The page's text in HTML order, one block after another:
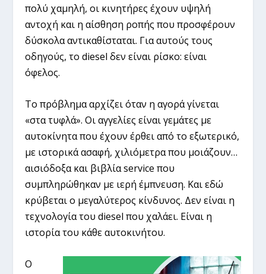
πολύ χαμηλή, οι κινητήρες έχουν υψηλή
αντοχή και η αίσθηση ροπής που προσφέρουν
δύσκολα αντικαθίσταται. Για αυτούς τους
οδηγούς, το diesel δεν είναι ρίσκο: είναι
όφελος.
Το πρόβλημα αρχίζει όταν η αγορά γίνεται
«στα τυφλά». Οι αγγελίες είναι γεμάτες με
αυτοκίνητα που έχουν έρθει από το εξωτερικό,
με ιστορικά ασαφή, χιλιόμετρα που μοιάζουν…
αισιόδοξα και βιβλία service που
συμπληρώθηκαν με ιερή έμπνευση. Και εδώ
κρύβεται ο μεγαλύτερος κίνδυνος. Δεν είναι η
τεχνολογία του diesel που χαλάει. Είναι η
ιστορία του κάθε αυτοκινήτου.
Ο